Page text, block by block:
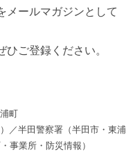
メールマガジンとして
ご登録ください。
町
／半田警察署（半田市・東浦
事業所・防災情報）